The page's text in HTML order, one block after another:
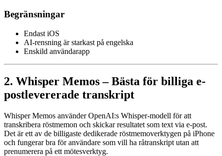
Begränsningar
Endast iOS
AI-rensning är starkast på engelska
Enskild användarapp
2. Whisper Memos – Bästa för billiga e-
postlevererade transkript
Whisper Memos använder OpenAI:s Whisper-modell för att
transkribera röstmemon och skickar resultatet som text via e-post.
Det är ett av de billigaste dedikerade röstmemoverktygen på iPhone
och fungerar bra för användare som vill ha råtranskript utan att
prenumerera på ett mötesverktyg.